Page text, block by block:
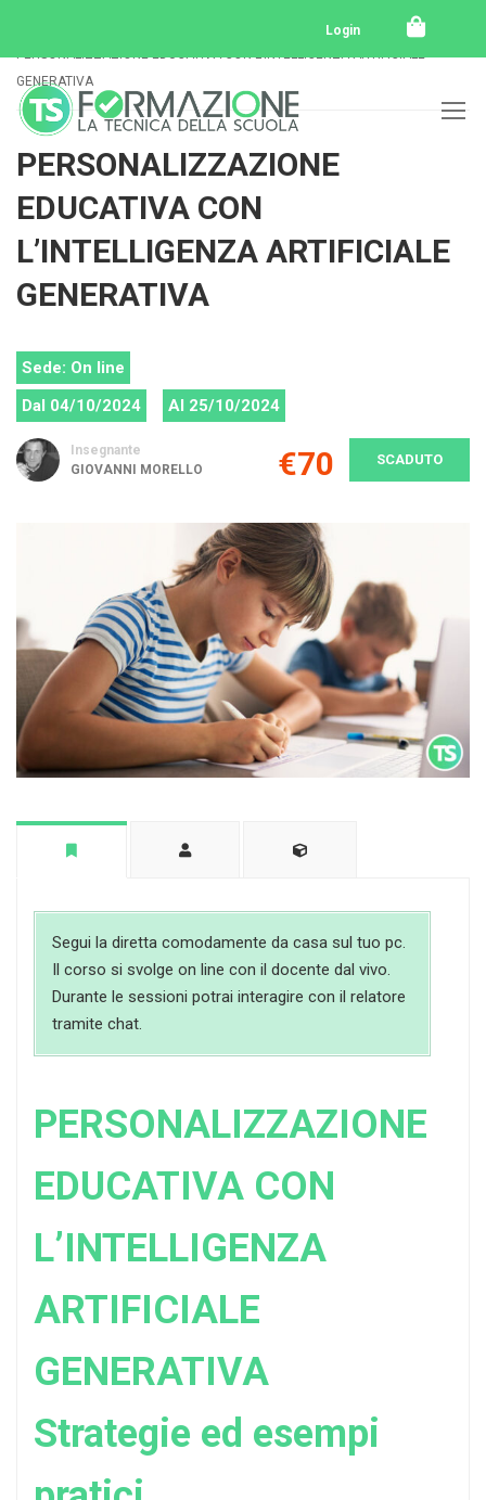
Login
PERSONALIZZAZIONE EDUCATIVA CON L’INTELLIGENZA ARTIFICIALE
GENERATIVA
PERSONALIZZAZIONE
EDUCATIVA CON
L’INTELLIGENZA ARTIFICIALE
GENERATIVA
Sede: On line
Dal 04/10/2024
Al 25/10/2024
Insegnante
GIOVANNI MORELLO
€70 SCADUTO
Segui la diretta comodamente da casa sul tuo pc.
Il corso si svolge on line con il docente dal vivo.
Durante le sessioni potrai interagire con il relatore
tramite chat.
PERSONALIZZAZIONE
EDUCATIVA CON
L’INTELLIGENZA
ARTIFICIALE
GENERATIVA
Strategie ed esempi